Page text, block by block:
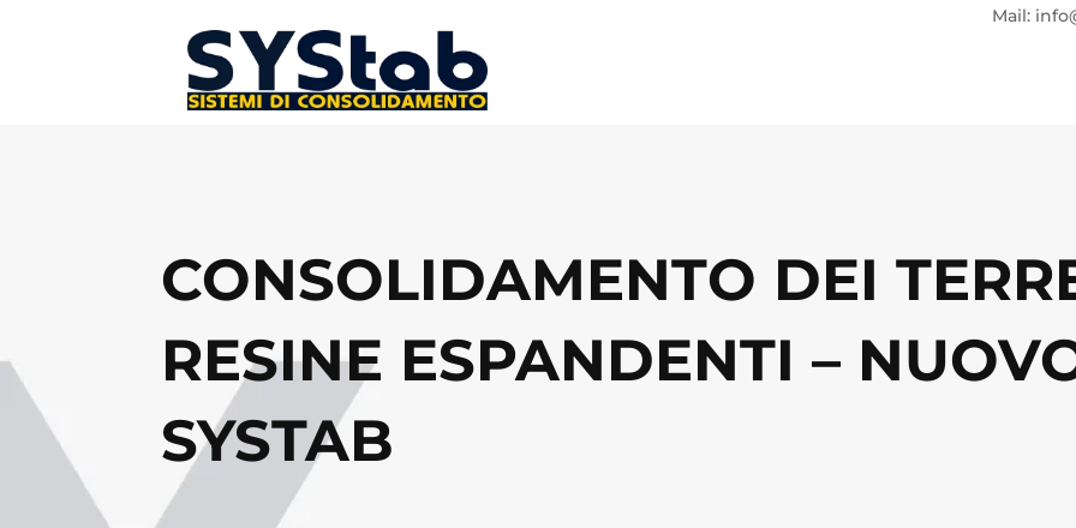
Mail:
CONSOLIDAMENTO DEI
RESINE ESPANDENTI –
SYSTAB